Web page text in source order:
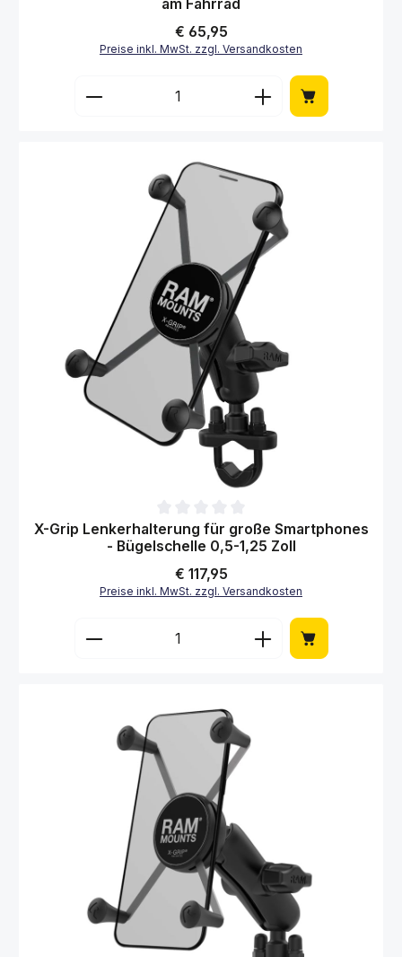
am Fahrrad
Regulärer Preis:
€ 65,95
Preise inkl. MwSt. zzgl. Versandkosten
Produkt Anzahl: Gib den gewünschten
Durchschnittliche Bewertung von 0 von 5 Sternen
X-Grip Lenkerhalterung für große Smartphones
- Bügelschelle 0,5-1,25 Zoll
Regulärer Preis:
€ 117,95
Preise inkl. MwSt. zzgl. Versandkosten
Produkt Anzahl: Gib den gewünschten